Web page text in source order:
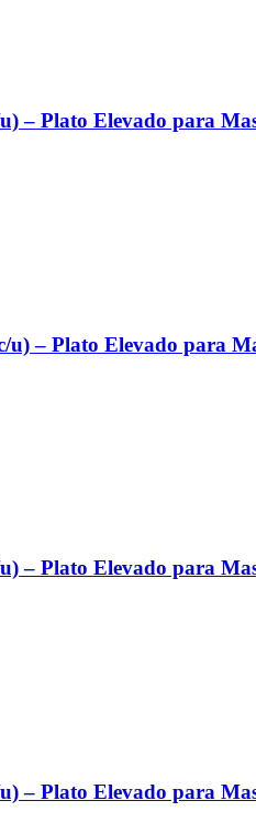
– Plato Elevado para
u) – Plato Elevado para
– Plato Elevado para
– Plato Elevado para